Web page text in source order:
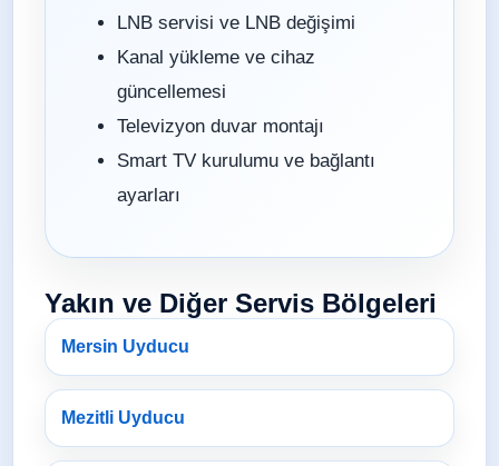
LNB servisi ve LNB değişimi
Kanal yükleme ve cihaz
güncellemesi
Televizyon duvar montajı
Smart TV kurulumu ve bağlantı
ayarları
Yakın ve Diğer Servis Bölgeleri
Mersin Uyducu
Mezitli Uyducu